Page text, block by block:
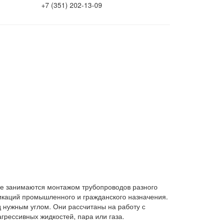
+7 (351) 202-13-09
занимаются монтажом трубопроводов разного
промышленного и гражданского назначения.
нужным углом. Они рассчитаны на работу с
жидкостей, пара или газа.